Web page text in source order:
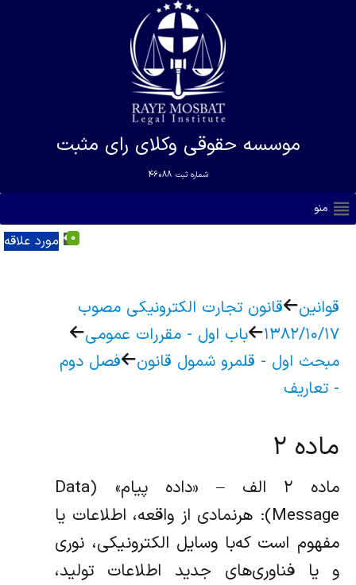
موسسه حقوقی وکلای رای مثبت
شماره ثبت 46088
منو
مورد علاقه 0
قوانین
قانون تجارت الکترونیکی مصوب
۱۳۸۲/۱۰/۱۷
باب اول - مقررات عمومی
مبحث اول - قلمرو شمول قانون
فصل دوم
- تعاریف
ماده ۲
ماده ۲ الف – «‌داده پیام» (Data
Message): هرنمادی از واقعه، اطلاعات یا
مفهوم است که‌با وسایل الکترونیکی، نوری
و یا فناوری‌های جدید اطلاعات تولید،